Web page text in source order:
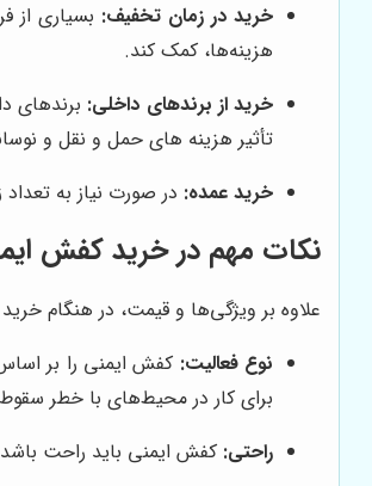
خرید در زمان تخفیف: بسیاری از
هزینه‌ها، کمک کند.
خرید از برندهای داخلی: برندهای
تأثیر هزینه های حمل و نقل و
خرید عمده: در صورت نیاز به
نکات مهم در خرید کفش
علاوه بر ویژگی‌ها و قیمت، در هنگام
نوع فعالیت: کفش ایمنی را بر
برای کار در محیط‌های با خطر
راحتی: کفش ایمنی باید راحت